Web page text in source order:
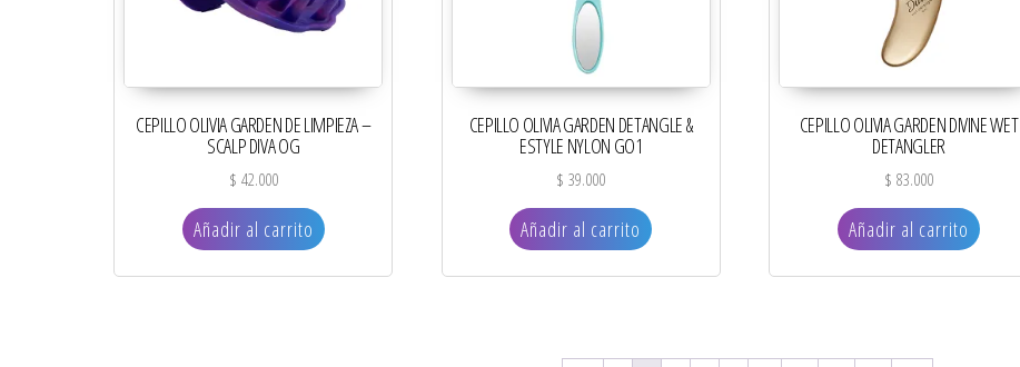
CEPILLO OLIVIA GARDEN DE LIMPIEZA –
SCALP DIVA OG
$ 42.000
Añadir al carrito
CEPILLO OLIVIA GARDEN DETANGLE &
ESTYLE NYLON GO1
$ 39.000
Añadir al carrito
CEPILLO OLIVIA GARDEN DIVINE WET
DETANGLER
$ 83.000
Añadir al carrito